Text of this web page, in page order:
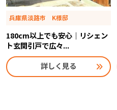
兵庫県淡路市 K様邸
180cm以上でも安心｜リシェン
ト玄関引戸で広々...
詳しく見る